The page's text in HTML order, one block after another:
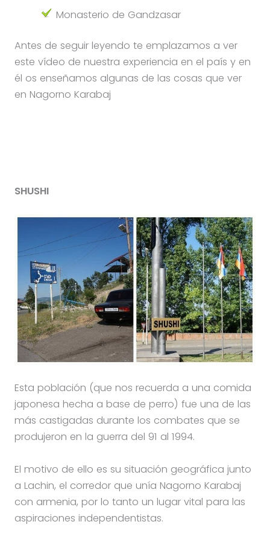
Monasterio de Gandzasar
Antes de seguir leyendo te emplazamos a ver
este vídeo de nuestra experiencia en el país y en
él os enseñamos algunas de las cosas que ver
en Nagorno Karabaj
SHUSHI
Esta población (que nos recuerda a una comida
japonesa hecha a base de perro) fue una de las
más castigadas durante los combates que se
produjeron en la guerra del 91 al 1994.
El motivo de ello es su situación geográfica junto
a Lachin, el corredor que unía Nagorno Karabaj
con armenia, por lo tanto un lugar vital para las
aspiraciones independentistas.